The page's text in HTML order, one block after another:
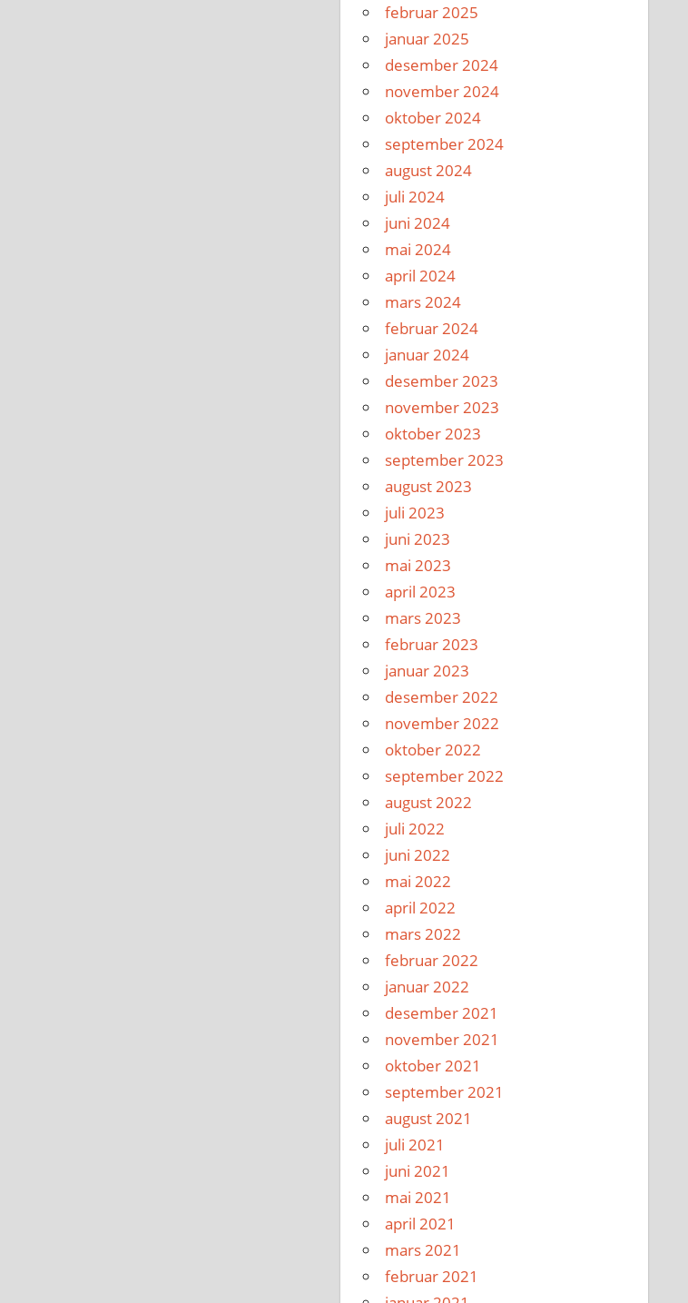
februar 2025
januar 2025
desember 2024
november 2024
oktober 2024
september 2024
august 2024
juli 2024
juni 2024
mai 2024
april 2024
mars 2024
februar 2024
januar 2024
desember 2023
november 2023
oktober 2023
september 2023
august 2023
juli 2023
juni 2023
mai 2023
april 2023
mars 2023
februar 2023
januar 2023
desember 2022
november 2022
oktober 2022
september 2022
august 2022
juli 2022
juni 2022
mai 2022
april 2022
mars 2022
februar 2022
januar 2022
desember 2021
november 2021
oktober 2021
september 2021
august 2021
juli 2021
juni 2021
mai 2021
april 2021
mars 2021
februar 2021